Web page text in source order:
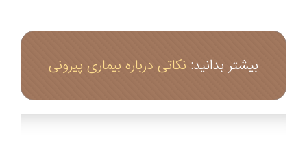
بیشتر بدانید: نکاتی درباره بیماری پیرونی